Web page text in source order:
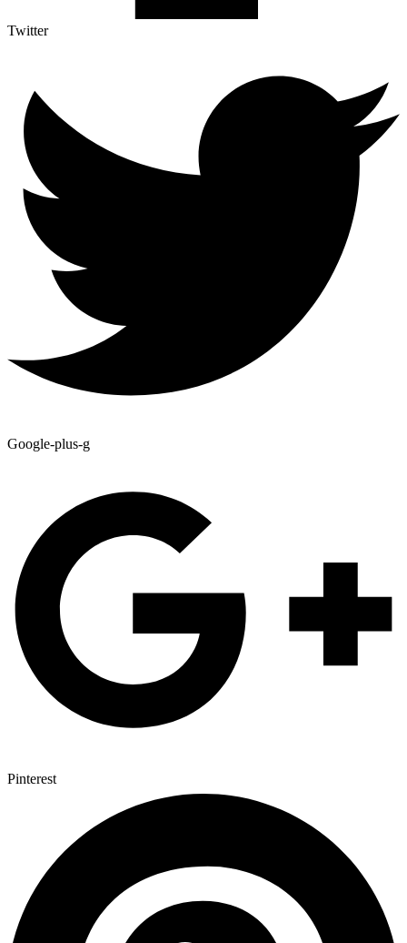
Twitter
Google-plus-g
Pinterest